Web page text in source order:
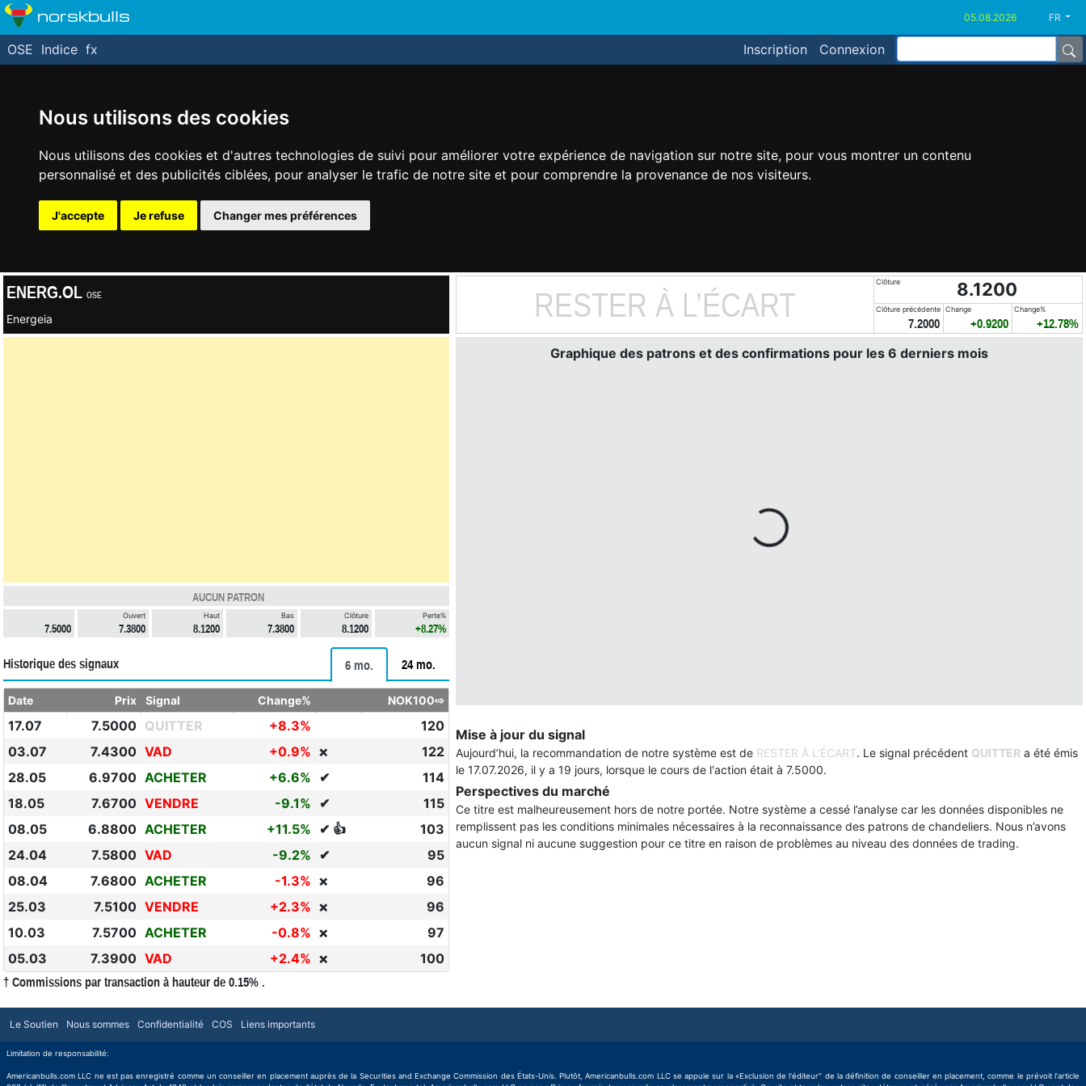
Nous utilisons des cookies
Nous utilisons des cookies et d'autres technologies de suivi pour améliorer votre expérience de navigation sur notre site, pour vous montrer un contenu
personnalisé et des publicités ciblées, pour analyser le trafic de notre site et pour comprendre la provenance de nos visiteurs.
J'accepte Je refuse Changer mes préférences
norskbulls FR
Inscription Connexion
OSE Indice fx
ENERG.OL OSE
Energeia RESTER À L’ÉCART
Clôture 8.1200
Clôture précédente
7.2000
Change
+0.9200
Change%
+12.78%
AUCUN PATRON
7.5000
Ouvert
7.3800
Haut
8.1200
Bas
7.3800
Clôture
8.1200
Perte%
+8.27%
Historique des signaux 6 mo. 24 mo.
Date Prix Signal Change% NOK100⇨
17.07 7.5000 QUITTER +8.3%
120
03.07
7.4300 VAD +0.9% ❌
122
28.05
6.9700 ACHETER +6.6% ✔
114
18.05
7.6700 VENDRE -9.1% ✔
115
08.05
6.8800 ACHETER +11.5% ✔ 👍
103
24.04
7.5800 VAD -9.2% ✔
95
08.04
7.6800 ACHETER -1.3% ❌
96
25.03
7.5100 VENDRE +2.3% ❌
96
10.03
7.5700 ACHETER -0.8% ❌
97
05.03
7.3900 VAD +2.4% ❌ 100
† Commissions par transaction à hauteur de 0.15% .
Graphique des patrons et des confirmations pour les 6 derniers mois
Mise à jour du signal
Aujourd’hui, la recommandation de notre système est de RESTER À L’ÉCART. Le signal précédent QUITTER a été émis
le 17.07.2026, il y a 19 jours, lorsque le cours de l'action était à 7.5000.
Perspectives du marché
Ce titre est malheureusement hors de notre portée. Notre système a cessé l’analyse car les données disponibles ne
remplissent pas les conditions minimales nécessaires à la reconnaissance des patrons de chandeliers. Nous n’avons
aucun signal ni aucune suggestion pour ce titre en raison de problèmes au niveau des données de trading.
Le Soutien Nous sommes Confidentialité COS Liens importants
Limitation de responsabilité:
Americanbulls.com LLC ne est pas enregistré comme un conseiller en placement auprès de la Securities and Exchange Commission des États-Unis. Plutôt, Americanbulls.com LLC se appuie sur la «Exclusion de l'éditeur" de la définition de conseiller en placement, comme le prévoit l'article